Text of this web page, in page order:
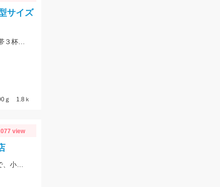
サイズ
ｇ 1.8ｋ
view